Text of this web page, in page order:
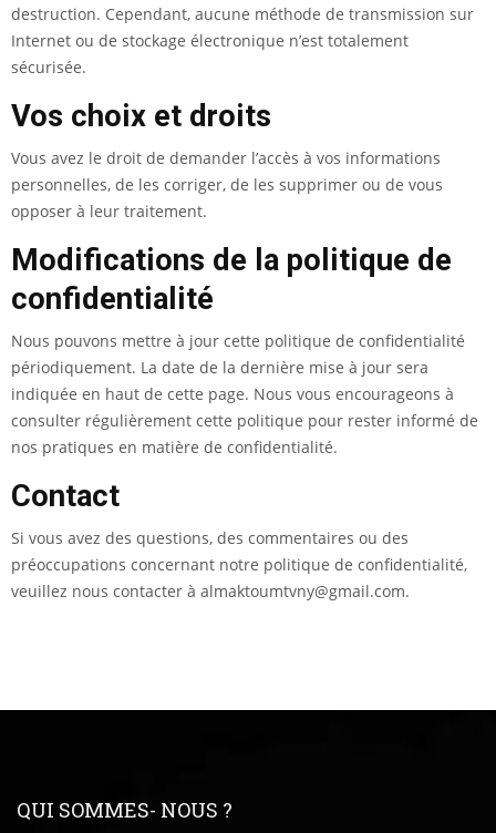
destruction. Cependant, aucune méthode de transmission sur
Internet ou de stockage électronique n’est totalement
sécurisée.
Vos choix et droits
Vous avez le droit de demander l’accès à vos informations
personnelles, de les corriger, de les supprimer ou de vous
opposer à leur traitement.
Modifications de la politique de
confidentialité
Nous pouvons mettre à jour cette politique de confidentialité
périodiquement. La date de la dernière mise à jour sera
indiquée en haut de cette page. Nous vous encourageons à
consulter régulièrement cette politique pour rester informé de
nos pratiques en matière de confidentialité.
Contact
Si vous avez des questions, des commentaires ou des
préoccupations concernant notre politique de confidentialité,
veuillez nous contacter à almaktoumtvny@gmail.com.
QUI SOMMES- NOUS ?